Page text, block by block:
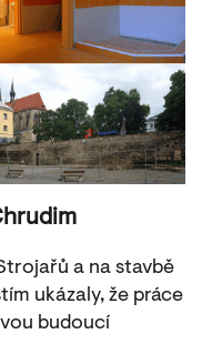
a na stavbě
ukázaly, že práce
budoucí